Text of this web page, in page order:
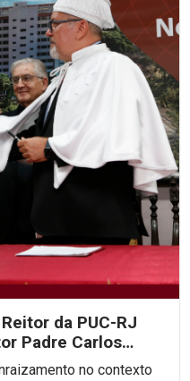
da PUC-RJ
Padre Carlos
no contexto